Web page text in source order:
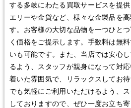
する多岐にわたる買取サービスを提
エリーや金貨など、様々な金製品を
す。お客様の大切な品物を一つひと
く価格をご提示します。手数料は無
いも可能です。また、当店では安心
るよう、スタッフが親身になって対
着いた雰囲気で、リラックスしてお
でも気軽にご利用いただけるよう、
しておりますので、ぜひ一度お立ち寄